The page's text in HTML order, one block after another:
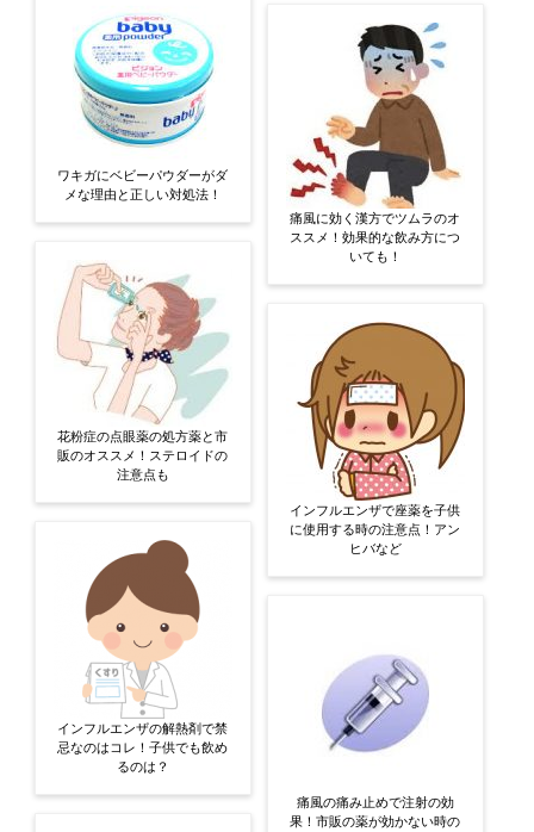
ワキガにベビーパウダーがダ
メな理由と正しい対処法！
花粉症の点眼薬の処方薬と市
販のオススメ！ステロイドの
注意点も
インフルエンザの解熱剤で禁
忌なのはコレ！子供でも飲め
るのは？
痛風に効く漢方でツムラのオ
ススメ！効果的な飲み方につ
いても！
インフルエンザで座薬を子供
に使用する時の注意点！アン
ヒバなど
痛風の痛み止めで注射の効
果！市販の薬が効かない時の